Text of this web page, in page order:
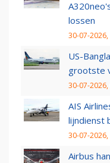
lossen
30-07-2026,
US-
grootste
30-07-2026,
AIS
lijndienst
30-07-2026,
Airbus